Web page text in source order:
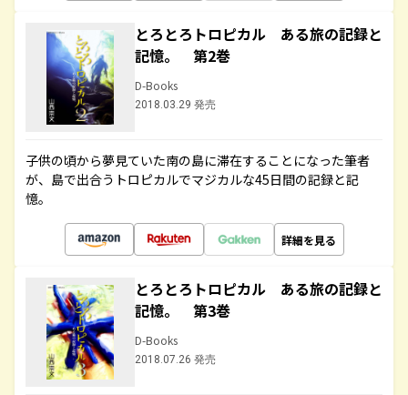
とろとろトロピカル ある旅の記録と
記憶。 第2巻
D-Books
2018.03.29 発売
子供の頃から夢見ていた南の島に滞在することになった筆者
が、島で出合うトロピカルでマジカルな45日間の記録と記
憶。
詳細を見る
とろとろトロピカル ある旅の記録と
記憶。 第3巻
D-Books
2018.07.26 発売